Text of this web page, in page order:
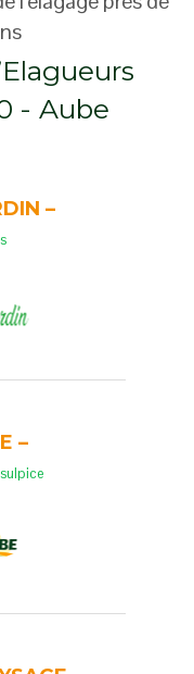
- Aube
–
–